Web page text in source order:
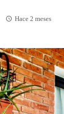
Hace 2 meses